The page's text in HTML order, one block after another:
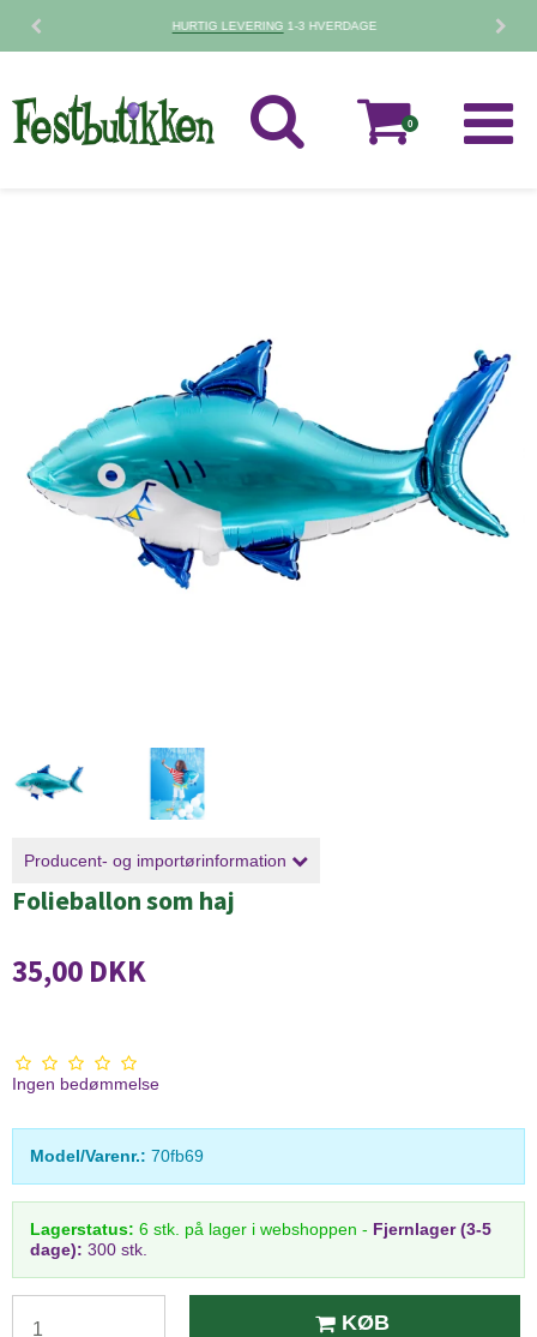
30 DAGESFORTRYDELSESRET
0
Producent- og importørinformation
Folieballon som haj
35,00 DKK
Ingen bedømmelse
Model/Varenr.: 70fb69
Lagerstatus: 6 stk. på lager i webshoppen - Fjernlager (3-5
dage): 300 stk.
KØB